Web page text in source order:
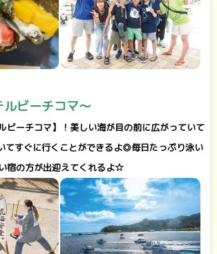
ビーチコマ～
ビーチコマ】！美しい海が目の前に広がっていて
すぐに行くことができるよ◎毎日たっぷり泳い
宿の方が出迎えてくれるよ☆